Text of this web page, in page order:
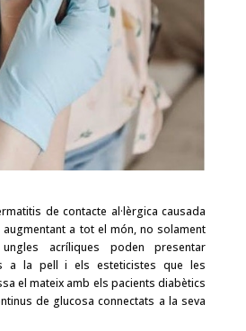
de contacte al·lèrgica causada
a tot el món, no solament
acríliques poden presentar
a la pell i els esteticistes que les
el mateix amb els pacients diabètics
de glucosa connectats a la seva